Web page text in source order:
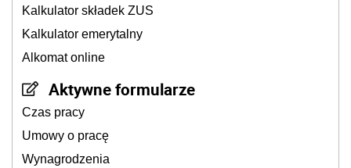
Kalkulator składek ZUS
Kalkulator emerytalny
Alkomat online
Aktywne formularze
Czas pracy
Umowy o pracę
Wynagrodzenia